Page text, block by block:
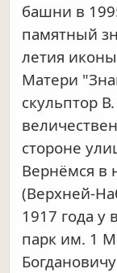
башни в
памятный
летия
Матери
скульптор
стороне
Вернёмся в
(Верхней-
1917 года у
парк им. 1